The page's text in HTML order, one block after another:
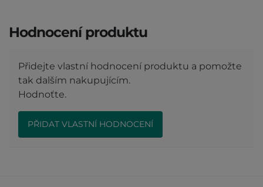
Hodnocení produktu
Přidejte vlastní hodnocení produktu a pomožte
tak dalším nakupujícím.
Hodnoťte.
PŘIDAT VLASTNÍ HODNOCENÍ